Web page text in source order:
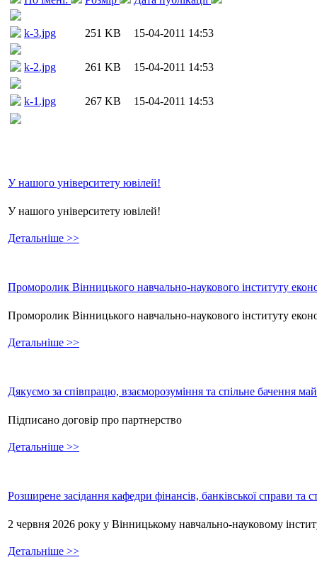
k-3.jpg 251 KB 15-04-2011 14:53
k-2.jpg 261 KB 15-04-2011 14:53
k-1.jpg 267 KB 15-04-2011 14:53
У нашого університету ювілей!
У нашого університету ювілей!
Детальніше >>
Проморолик Вінницького навчально-наукового інституту
Проморолик Вінницького навчально-наукового інституту
Детальніше >>
Дякуємо за співпрацю, взаєморозуміння та спільне бачення
Підписано договір про партнерство
Детальніше >>
Розширене засідання кафедри фінансів, банківської справи та
2 червня 2026 року у Вінницькому навчально-науковому
Детальніше >>